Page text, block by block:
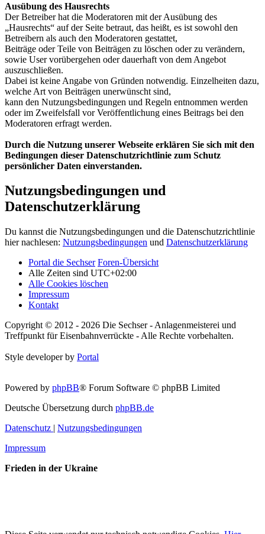
Ausübung des Hausrechts
Der Betreiber hat die Moderatoren mit der Ausübung des
„Hausrechts“ auf der Seite betraut, das heißt, es ist sowohl den
Betreibern als auch den Moderatoren gestattet,
Beiträge oder Teile von Beiträgen zu löschen oder zu verändern,
sowie User vorübergehen oder dauerhaft von dem Angebot
auszuschließen.
Dabei ist keine Angabe von Gründen notwendig. Einzelheiten dazu,
welche Art von Beiträgen unerwünscht sind,
kann den Nutzungsbedingungen und Regeln entnommen werden
oder im Zweifelsfall vor Veröffentlichung eines Beitrags bei den
Moderatoren erfragt werden.
Durch die Nutzung unserer Webseite erklären Sie sich mit den
Bedingungen dieser Datenschutzrichtlinie zum Schutz
persönlicher Daten einverstanden.
Nutzungsbedingungen und
Datenschutzerklärung
Du kannst die Nutzungsbedingungen und die Datenschutzrichtlinie
hier nachlesen: Nutzungsbedingungen und Datenschutzerklärung
Portal die Sechser Foren-Übersicht
Alle Zeiten sind UTC+02:00
Alle Cookies löschen
Impressum
Kontakt
Copyright © 2012 - 2026 Die Sechser - Anlagenmeisterei und
Treffpunkt für Eisenbahnverrückte - Alle Rechte vorbehalten.
Style developer by Portal
Powered by phpBB® Forum Software © phpBB Limited
Deutsche Übersetzung durch phpBB.de
Datenschutz | Nutzungsbedingungen
Impressum
Frieden in der Ukraine